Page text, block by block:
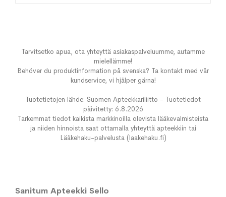
Tarvitsetko apua, ota yhteyttä asiakaspalveluumme, autamme
mielellämme!
Behöver du produktinformation på svenska? Ta kontakt med vår
kundservice, vi hjälper gärna!
Tuotetietojen lähde: Suomen Apteekkariliitto - Tuotetiedot
päivitetty: 6.8.2026
Tarkemmat tiedot kaikista markkinoilla olevista lääkevalmisteista
ja niiden hinnoista saat ottamalla yhteyttä apteekkiin tai
Lääkehaku-palvelusta (laakehaku.fi)
Sanitum Apteekki Sello